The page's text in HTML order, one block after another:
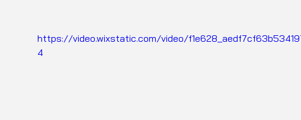
https://video.wixstatic.com/video/
4